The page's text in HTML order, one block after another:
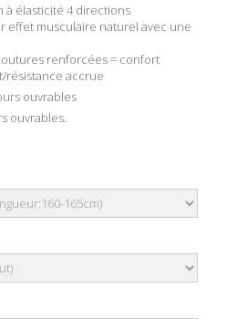
à élasticité 4 directions
effet musculaire naturel avec une
renforcées = confort
résistance accrue
ouvrables
ouvrables.